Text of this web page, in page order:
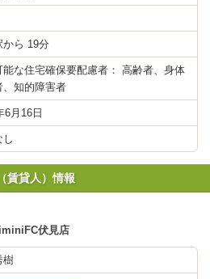
から 19分
能な住宅確保要配慮者： 高齢者、身体
、知的障害者
6月16日
し
賃貸人）情報
伏見店